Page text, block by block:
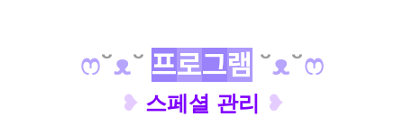
ෆ˘ᴥ˘ 프로그램 ˘ᴥ˘ෆ
❥ 스페셜 관리
❥